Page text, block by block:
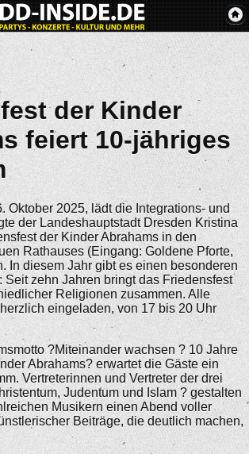
der Kinder
feiert 10-jähriges
Oktober 2025, lädt die Integrations- und
der Landeshauptstadt Dresden Kristina
der Kinder Abrahams in den
Rathauses (Eingang: Goldene Pforte,
In diesem Jahr gibt es einen besonderen
Seit zehn Jahren bringt das Friedensfest
Religionen zusammen. Alle
eingeladen, von 17 bis 20 Uhr
?Miteinander wachsen ? 10 Jahre
Abrahams? erwartet die Gäste ein
Vertreterinnen und Vertreter der drei
Judentum und Islam ? gestalten
Musikern einen Abend voller
Beiträge, die deutlich machen,